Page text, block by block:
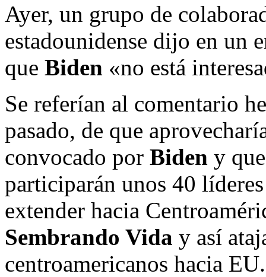
Ayer, un grupo de
estadounidense dijo en un
que Biden «no está
Se referían al comentario
pasado, de que
convocado por Biden y
participarán unos 40
extender hacia
Sembrando Vida y así
centroamericanos hacia EU.